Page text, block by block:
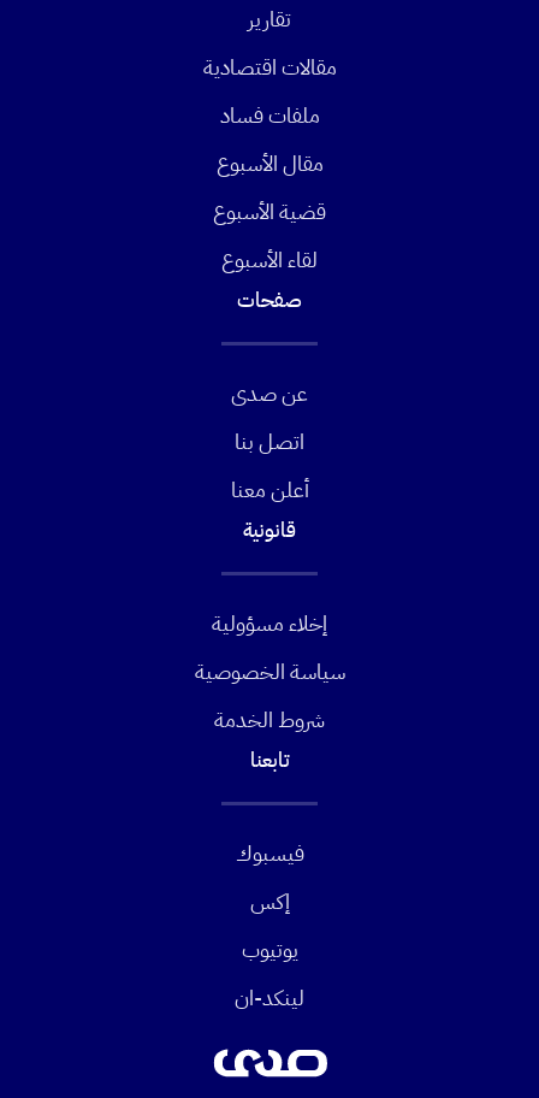
تقارير
مقالات اقتصادية
ملفات فساد
مقال الأسبوع
قضية الأسبوع
لقاء الأسبوع
صفحات
عن صدى
اتصل بنا
أعلن معنا
قانونية
إخلاء مسؤولية
سياسة الخصوصية
شروط الخدمة
تابعنا
فيسبوك
إكس
يوتيوب
لينكد-ان